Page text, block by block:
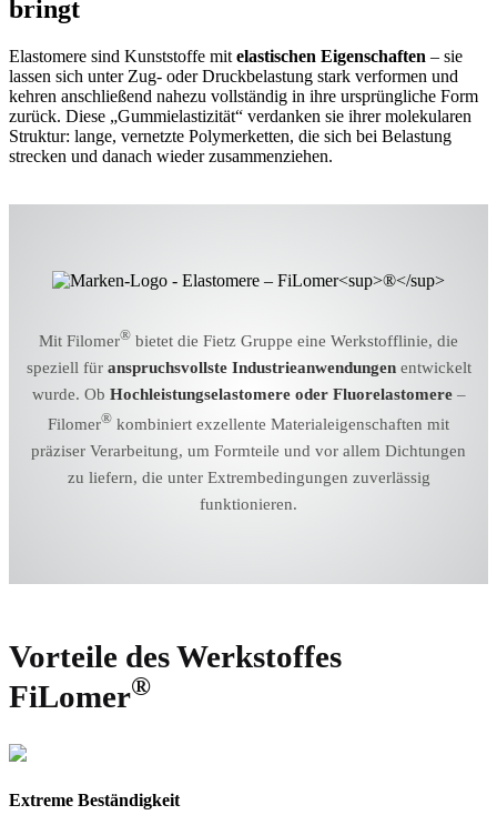
Faltenbälge
Führungsbänder
Stützringe
Formteile
Stanzteile
WERKSTOFFE
FiKumer
FiKumer® | zerspanbare Thermoplaste
FiMasol® | spritzgegossene Thermoplaste
| Polyurethan
KompetenzenÜbersicht
Frästechnik
Werkzeugbau
bringt
Elastomere sind Kunststoffe mit elastischen Eigenschaften – sie
lassen sich unter Zug- oder Druckbelastung stark verformen und
kehren anschließend nahezu vollständig in ihre ursprüngliche Form
zurück. Diese „Gummielastizität“ verdanken sie ihrer molekularen
Struktur: lange, vernetzte Polymerketten, die sich bei Belastung
strecken und danach wieder zusammenziehen.
Mit Filomer® bietet die Fietz Gruppe eine Werkstofflinie, die
speziell für anspruchsvollste Industrieanwendungenentwickelt
wurde. Ob Hochleistungselastomere oder Fluorelastomere–
Filomer® kombiniert exzellente Materialeigenschaften mit
präziser Verarbeitung, um Formteile und vor allem Dichtungen
zu liefern, die unter Extrembedingungen zuverlässig
funktionieren.
Vorteile des Werkstoffes
FiLomer®
Extreme Beständigkeit